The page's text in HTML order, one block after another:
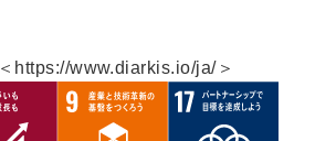
＜https://www.diarkis.io/ja/＞